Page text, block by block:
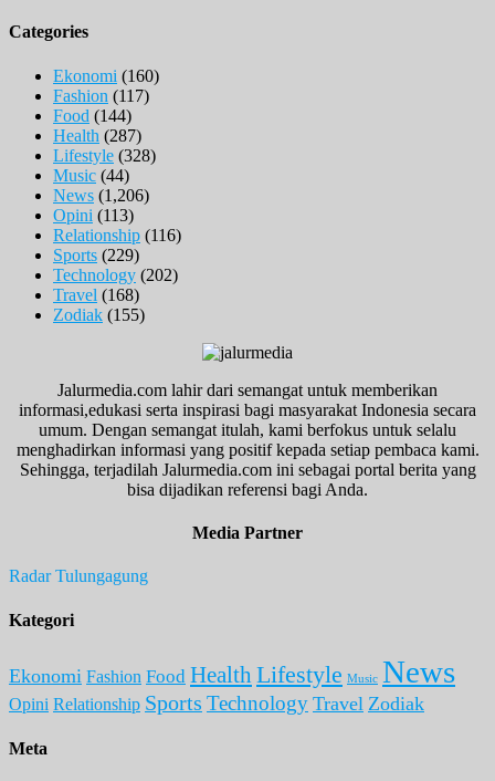
Categories
Ekonomi (160)
Fashion (117)
Food (144)
Health (287)
Lifestyle (328)
Music (44)
News (1,206)
Opini (113)
Relationship (116)
Sports (229)
Technology (202)
Travel (168)
Zodiak (155)
Jalurmedia.com lahir dari semangat untuk memberikan
informasi,edukasi serta inspirasi bagi masyarakat Indonesia secara
umum. Dengan semangat itulah, kami berfokus untuk selalu
menghadirkan informasi yang positif kepada setiap pembaca kami.
Sehingga, terjadilah Jalurmedia.com ini sebagai portal berita yang
bisa dijadikan referensi bagi Anda.
Media Partner
Radar Tulungagung
Kategori
Ekonomi Fashion Food Health Lifestyle Music News
Opini Relationship Sports Technology Travel Zodiak
Meta